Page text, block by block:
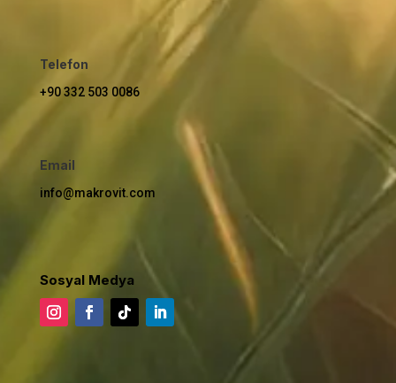
Telefon
+90 332 503 0086
Email
info@makrovit.com
Sosyal Medya